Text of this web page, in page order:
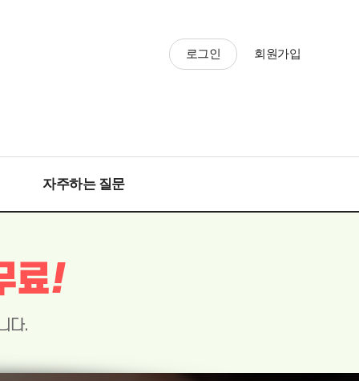
로그인 회원가입
자주하는 질문